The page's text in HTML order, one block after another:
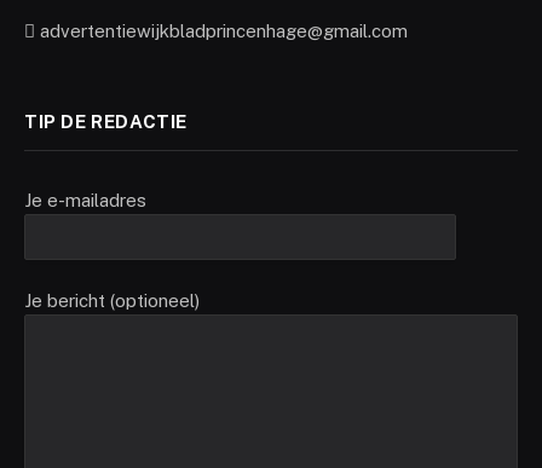
advertentiewijkbladprincenhage@gmail.com
TIP DE REDACTIE
Je e-mailadres
Je bericht (optioneel)